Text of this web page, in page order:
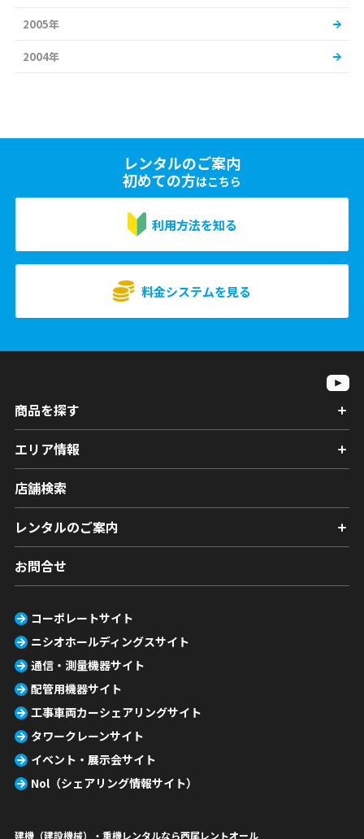
2005年
2004年
レンタルのご案内
初めての方はこちら
利用方法を知る
料金システムを見る
商品を探す
エリア情報
店舗検索
レンタルのご案内
お問合せ
コーポレートサイト
ニシオホールディングスサイト
通信・測量機器サイト
配管用機器サイト
工事車両カーシェアリングサイト
タワークレーンサイト
イベント・展示会サイト
Nol（シェアリング情報サイト）
建機（建設機械）・重機レンタルなら西尾レントオール